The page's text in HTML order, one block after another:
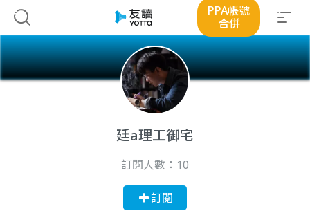
PPA帳號
合併
廷a理工御宅
訂閱人數： 10
訂閱